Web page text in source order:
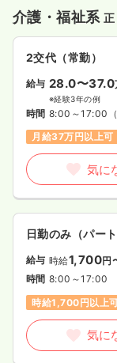
介護・福祉系
2交代（常勤）
給与 28.0〜37.0
※経験3年の例
時間 8:00～17:00
月給37万円以上可
気に
日勤のみ（パート
給与 時給1,700円
時間 8:00～17:00
時給1,700円以上
気に